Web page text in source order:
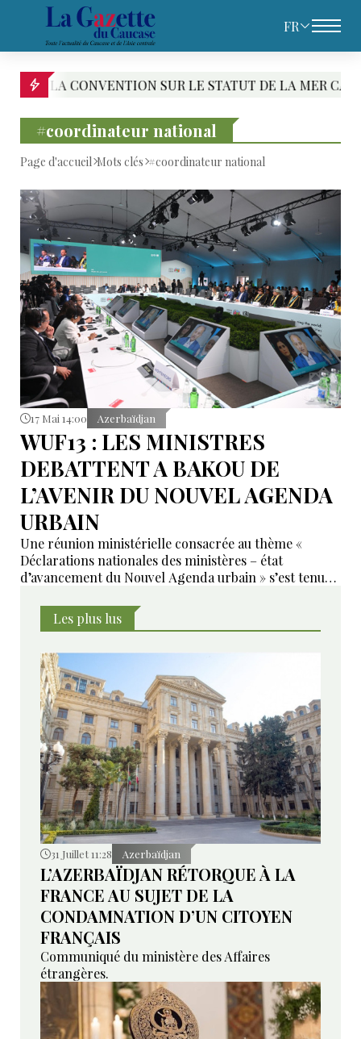
FR
SUR LE STATUT DE LA MER CASPIENNE :
#coordinateur national
Page d'accueil Mots clés #coordinateur national
17 Mai 14:00 Azerbaïdjan
WUF13 : LES MINISTRES
DEBATTENT A BAKOU DE
L’AVENIR DU NOUVEL AGENDA
URBAIN
Une réunion ministérielle consacrée au thème «
Déclarations nationales des ministères – état
d’avancement du Nouvel Agenda urbain » s’est tenue
Forum urbain mondial des Nations unies (WUF13).
Les plus lus
31 Juillet 11:28 Azerbaïdjan
L’AZERBAÏDJAN RÉTORQUE À LA
FRANCE AU SUJET DE LA
CONDAMNATION D’UN CITOYEN
FRANÇAIS
Communiqué du ministère des Affaires
étrangères.